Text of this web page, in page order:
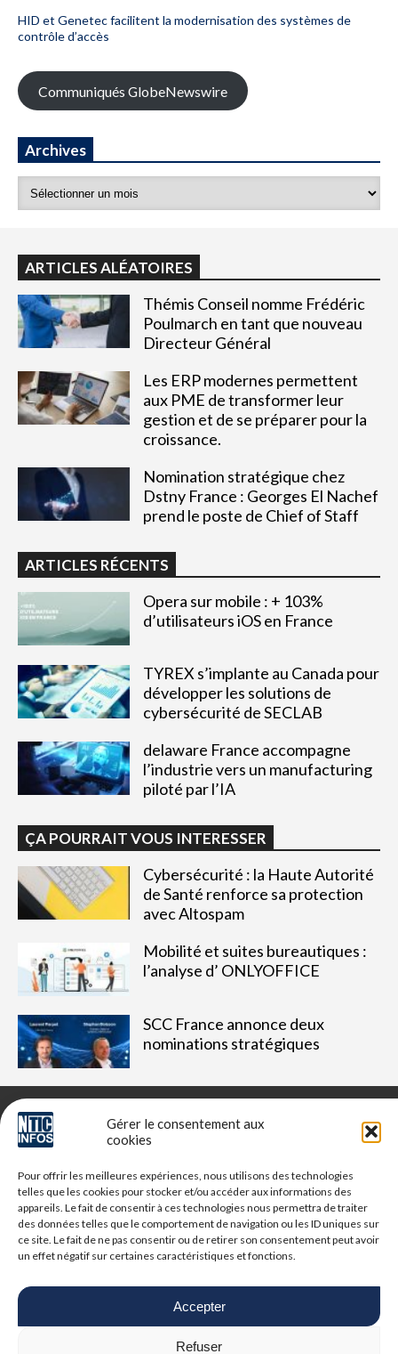
Gérer le consentement aux
cookies
Pour offrir les meilleures expériences, nous utilisons des technologies
telles que les cookies pour stocker et/ou accéder aux informations des
appareils. Le fait de consentir à ces technologies nous permettra de traiter
des données telles que le comportement de navigation ou les ID uniques sur
ce site. Le fait de ne pas consentir ou de retirer son consentement peut avoir
un effet négatif sur certaines caractéristiques et fonctions.
Accepter
Refuser
HID et Genetec facilitent la modernisation des systèmes de
contrôle d’accès
Communiqués GlobeNewswire
Archives
ARTICLES ALÉATOIRES
Thémis Conseil nomme Frédéric
Poulmarch en tant que nouveau
Directeur Général
Les ERP modernes permettent
aux PME de transformer leur
gestion et de se préparer pour la
croissance.
Nomination stratégique chez
Dstny France : Georges El Nachef
prend le poste de Chief of Staff
ARTICLES RÉCENTS
Opera sur mobile : + 103%
d’utilisateurs iOS en France
TYREX s’implante au Canada pour
développer les solutions de
cybersécurité de SECLAB
delaware France accompagne
l’industrie vers un manufacturing
piloté par l’IA
ÇA POURRAIT VOUS INTERESSER
Cybersécurité : la Haute Autorité
de Santé renforce sa protection
avec Altospam
Mobilité et suites bureautiques :
l’analyse d’ ONLYOFFICE
SCC France annonce deux
nominations stratégiques
retrouvez des tribunes, des solutions, l'actualité, des retours
d'utilisateurs, des évènements, des livres blancs et les
nominations du secteur. Retrouvez toutes les informations NTIC
Vous cherchez quelque chose ?